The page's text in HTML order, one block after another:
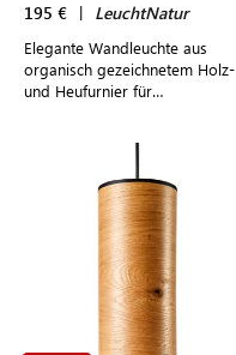
195 € | LeuchtNatur
Elegante Wandleuchte aus
organisch gezeichnetem Holz-
und Heufurnier für